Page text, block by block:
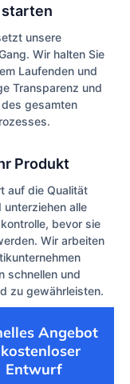
unsere
Wir halten Sie
Laufenden und
Transparenz und
gesamten
Produkt
auf die Qualität
unterziehen alle
bevor sie
Wir arbeiten
schnellen und
zu gewährleisten.
Angebot
Entwurf